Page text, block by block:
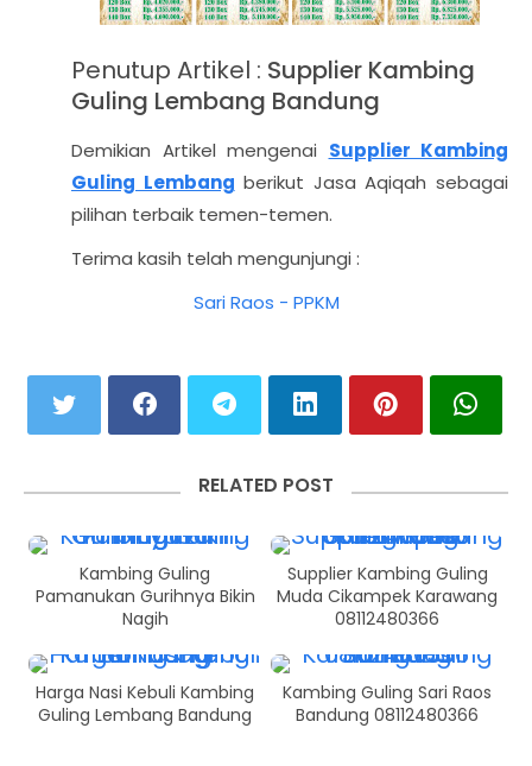
Penutup Artikel : Supplier Kambing
Guling Lembang Bandung
Demikian Artikel mengenai Supplier Kambing
Guling Lembang berikut Jasa Aqiqah sebagai
pilihan terbaik temen-temen.
Terima kasih telah mengunjungi :
Sari Raos - PPKM
RELATED POST
Kambing Guling
Pamanukan Gurihnya Bikin
Nagih
Supplier Kambing Guling
Muda Cikampek Karawang
08112480366
Harga Nasi Kebuli Kambing
Guling Lembang Bandung
Kambing Guling Sari Raos
Bandung 08112480366